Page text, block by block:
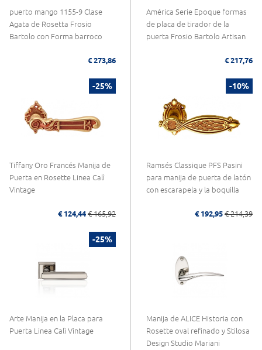
puerto mango 1155-9 Clase
Agata de Rosetta Frosio
Bartolo con Forma barroco
€ 273,86
América Serie Epoque formas
de placa de tirador de la
puerta Frosio Bartolo Artisan
€ 217,76
-25%
Tiffany Oro Francés Manija de
Puerta en Rosette Linea Calì
Vintage
€ 124,44 € 165,92
-10%
Ramsés Classique PFS Pasini
para manija de puerta de latón
con escarapela y la boquilla
€ 192,95 € 214,39
-25%
Arte Manija en la Placa para
Puerta Linea Calì Vintage
Manija de ALICE Historia con
Rosette oval refinado y Stilosa
Design Studio Mariani